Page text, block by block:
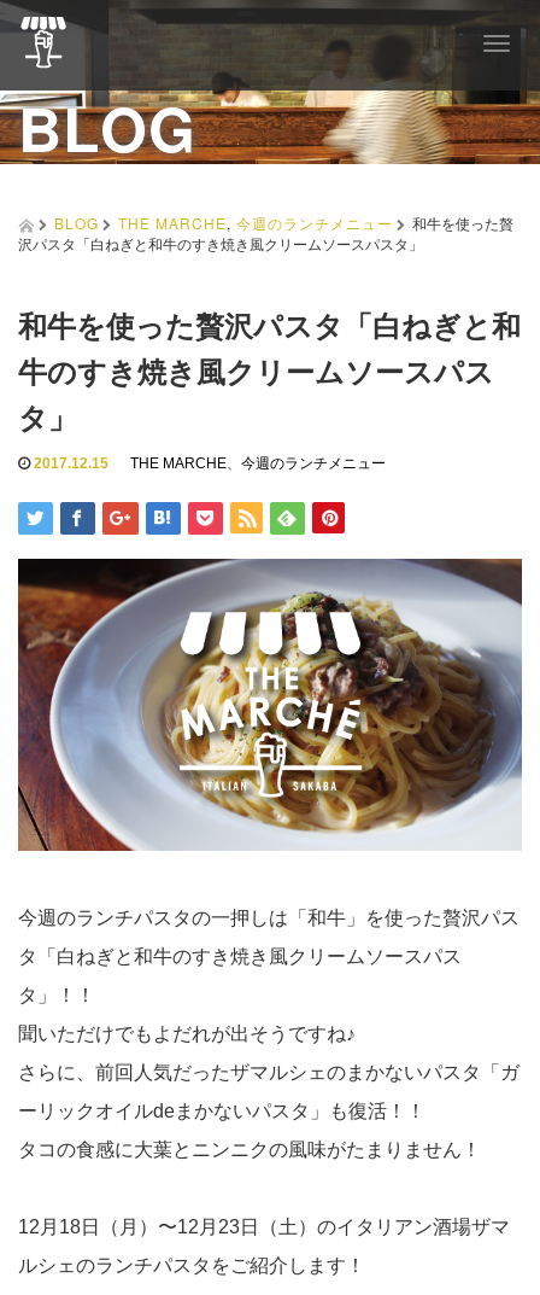
T
g
g
l
e
a
a
t
BLOG
BLOG THE MARCHE, 今週のランチメニュー
和牛を使った贅
沢パスタ「白ねぎと和牛のすき焼き風クリームソースパスタ」
和牛を使った贅沢パスタ「白ねぎと和
牛のすき焼き風クリームソースパス
タ」
2017.12.15 THE MARCHE、 今週のランチメニュー
今週のランチパスタの一押しは「和牛」を使った贅沢パス
タ「白ねぎと和牛のすき焼き風クリームソースパス
タ」！！
聞いただけでもよだれが出そうですね♪
さらに、前回人気だったザマルシェのまかないパスタ「ガ
ーリックオイルdeまかないパスタ」も復活！！
タコの食感に大葉とニンニクの風味がたまりません！
12月18日（月）〜12月23日（土）のイタリアン酒場ザマ
ルシェのランチパスタをご紹介します！